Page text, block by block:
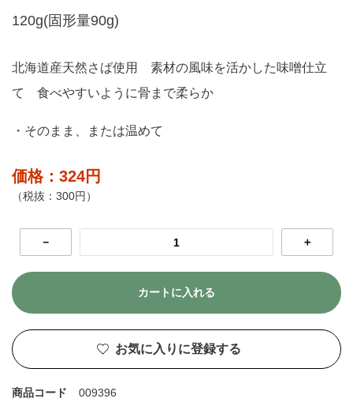
120g(固形量90g)
北海道産天然さば使用 素材の風味を活かした味噌仕立
て 食べやすいように骨まで柔らか
・そのまま、または温めて
価格：324円
（税抜：300円）
－ ＋
カートに入れる
お気に入りに登録する
商品コード
009396